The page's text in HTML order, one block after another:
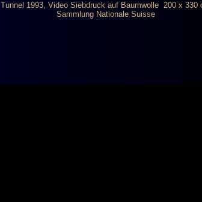
Tunnel 1993, Video Siebdruck auf Baumwolle 200 x 330
Sammlung Nationale Suisse